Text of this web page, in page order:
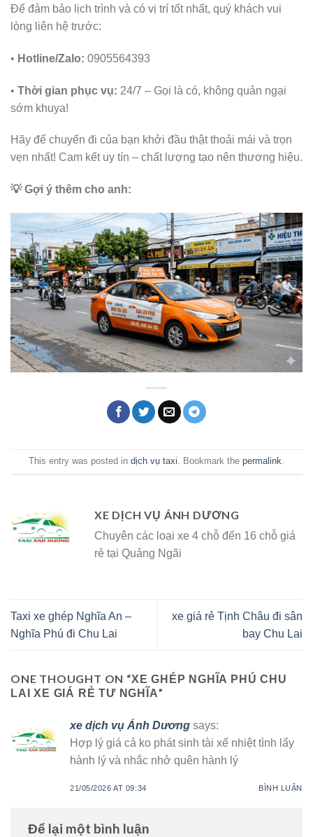
Để đảm bảo lịch trình và có vị trí tốt nhất, quý khách vui
lòng liên hệ trước:
• Hotline/Zalo: 0905564393
• Thời gian phục vụ: 24/7 – Gọi là có, không quản ngại
sớm khuya!
Hãy để chuyến đi của bạn khởi đầu thật thoải mái và trọn
vẹn nhất! Cam kết uy tín – chất lượng tạo nên thương hiệu.
💡 Gợi ý thêm cho anh:
This entry was posted in dịch vụ taxi. Bookmark the permalink.
XE DỊCH VỤ ÁNH DƯƠNG
Chuyên các loại xe 4 chỗ đến 16 chỗ giá
rẻ tại Quảng Ngãi
Taxi xe ghép Nghĩa An –
Nghĩa Phú đi Chu Lai
xe giá rẻ Tịnh Châu đi sân
bay Chu Lai
ONE THOUGHT ON “XE GHÉP NGHĨA PHÚ CHU
LAI XE GIÁ RẺ TƯ NGHĨA”
xe dịch vụ Ánh Dương says:
Hợp lý giá cả ko phát sinh tài xế nhiệt tình lấy
hành lý và nhắc nhở quên hành lý
21/05/2026 AT 09:34 BÌNH LUẬN
Để lại một bình luận